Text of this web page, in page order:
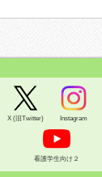
X (旧Twitter) Instagram
看護学生向け２